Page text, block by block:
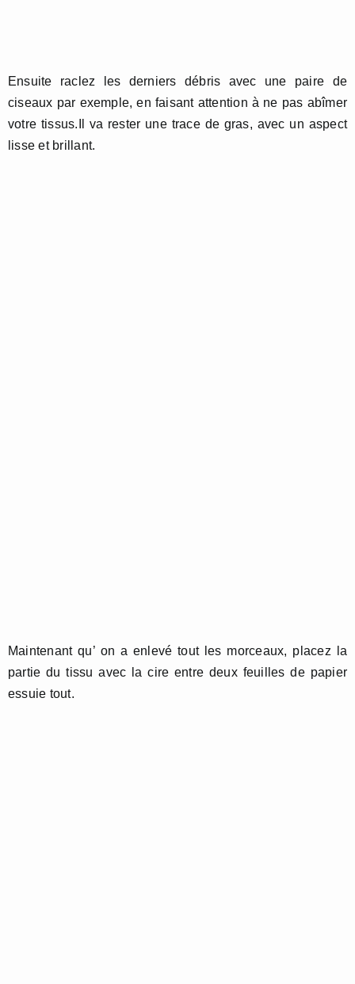
Ensuite raclez les derniers débris avec une paire de
ciseaux par exemple, en faisant attention à ne pas abîmer
votre tissus.Il va rester une trace de gras, avec un aspect
lisse et brillant.
Maintenant qu’ on a enlevé tout les morceaux, placez la
partie du tissu avec la cire entre deux feuilles de papier
essuie tout.